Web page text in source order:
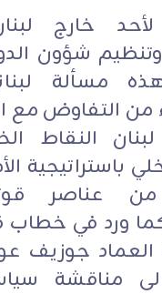
خارج
شؤون
مسألة
التفاوض مع
النقاط
باستراتيجية
من عناصر
كما ورد في
العماد جوزيف
مناقشة